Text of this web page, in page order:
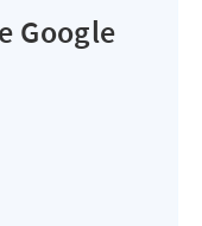
Google